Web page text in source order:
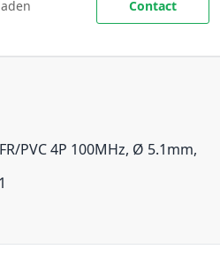
Contact
PVC 4P 100MHz, Ø 5.1mm,